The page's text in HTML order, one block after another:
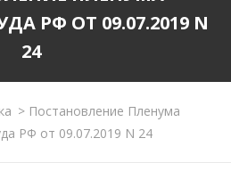
РФ ОТ 09.07.2019 N
24
> Постановление Пленума
РФ от 09.07.2019 N 24